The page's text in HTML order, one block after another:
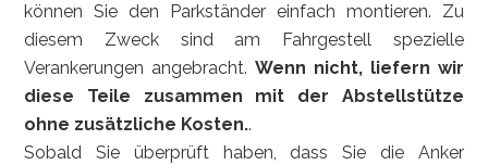
können Sie den Parkständer einfach montieren. Zu
diesem Zweck sind am Fahrgestell spezielle
Verankerungen angebracht.Wenn nicht, liefern wir
diese Teile zusammen mit der Abstellstütze
ohne zusätzliche Kosten..
Sobald Sie überprüft haben, dass Sie die Anker